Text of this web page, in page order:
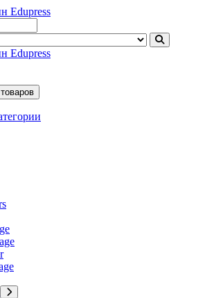
Edupress Узбекистан, книги, учебники на